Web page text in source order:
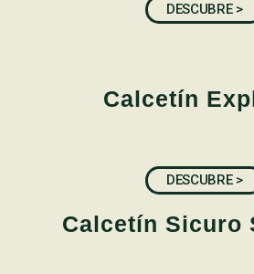
DESCUBRE >
Calcetín
DESCUBRE >
Calcetín Sicuro